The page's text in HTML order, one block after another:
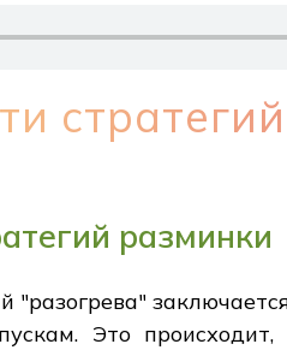
разминки
"разогрева"
Это